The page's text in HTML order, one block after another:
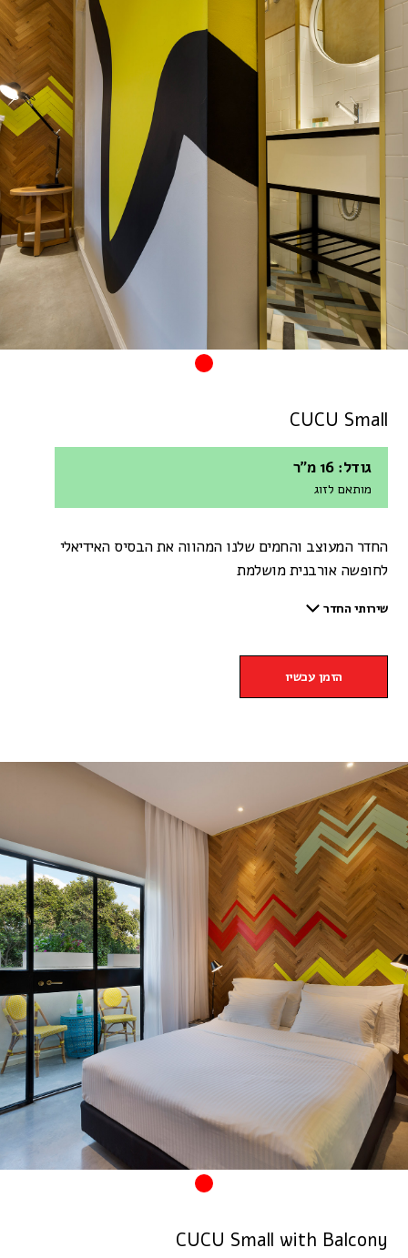
CUCU Small
גודל: 16 מ"ר
מותאם לזוג
החדר המעוצב והחמים שלנו המהווה את הבסיס האידיאלי
לחופשה אורבנית מושלמת
שירותי החדר
הזמן עכשיו
CUCU Small with Balcony